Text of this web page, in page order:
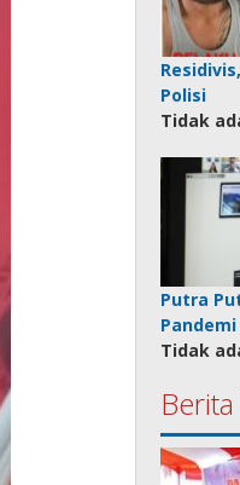
Polisi
Tidak
Putra
Pandemi
Tidak